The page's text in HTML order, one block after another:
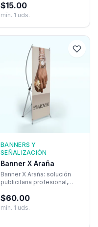
que venden licor.
$15.00
mín. 1 uds.
BANNERS Y
SEÑALIZACIÓN
Banner X Araña
Banner X Araña: solución
publicitaria profesional,
para destacar tu marca.
$60.00
mín. 1 uds.